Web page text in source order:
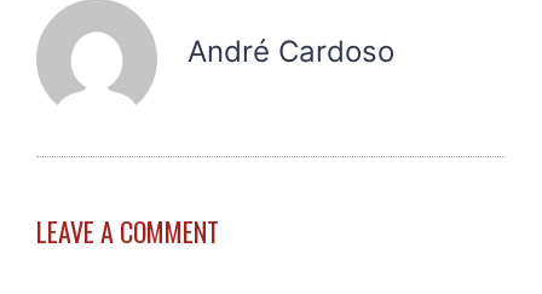
André Cardoso
LEAVE A COMMENT